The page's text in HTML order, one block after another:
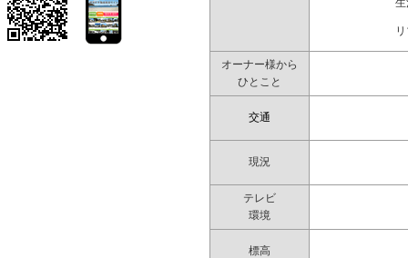
オーナー様から
ひとこと
交通
現況
テレビ
環境
標高